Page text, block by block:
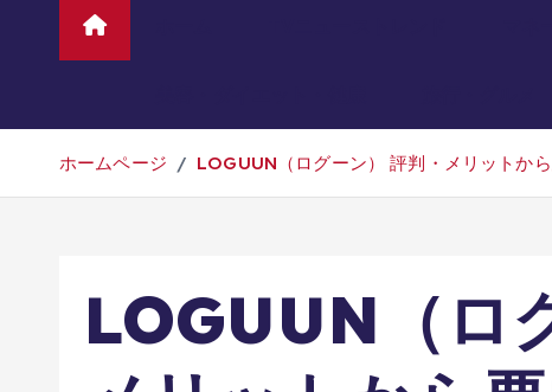
ホームページ LOGUUN（ログーン） 評判・メリットか
LOGUUN（ロ